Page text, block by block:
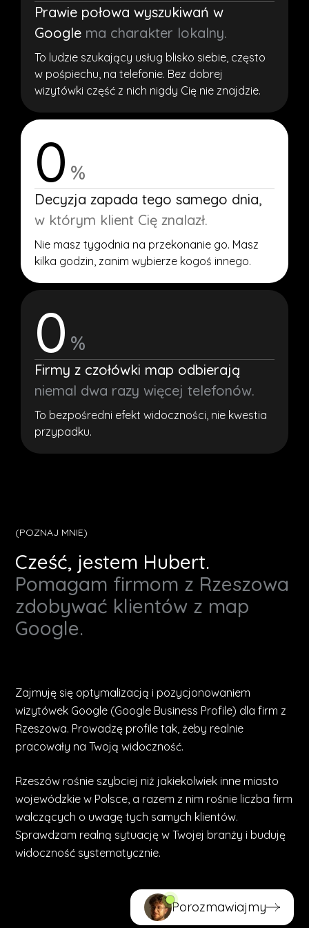
Prawie połowa wyszukiwań w
Google ma charakter lokalny.
To ludzie szukający usług blisko siebie, często
w pośpiechu, na telefonie. Bez dobrej
wizytówki część z nich nigdy Cię nie znajdzie.
0 %
Decyzja zapada tego samego dnia,
w którym klient Cię znalazł.
Nie masz tygodnia na przekonanie go. Masz
kilka godzin, zanim wybierze kogoś innego.
0 %
Firmy z czołówki map odbierają
niemal dwa razy więcej telefonów.
To bezpośredni efekt widoczności, nie kwestia
przypadku.
(POZNAJ MNIE)
Cześć, jestem Hubert.
Pomagam firmom z Rzeszowa
zdobywać klientów z map
Google.
Zajmuję się optymalizacją i pozycjonowaniem
wizytówek Google (Google Business Profile) dla firm z
Rzeszowa. Prowadzę profile tak, żeby realnie
pracowały na Twoją widoczność.
Rzeszów rośnie szybciej niż jakiekolwiek inne miasto
wojewódzkie w Polsce, a razem z nim rośnie liczba firm
walczących o uwagę tych samych klientów.
Sprawdzam realną sytuację w Twojej branży i buduję
widoczność systematycznie.
Porozmawiajmy